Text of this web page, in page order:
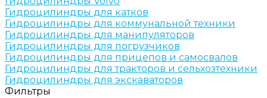
Гидроцилиндры для катков
Гидроцилиндры для коммунальной техники
Гидроцилиндры для манипуляторов
Гидроцилиндры для погрузчиков
Гидроцилиндры для прицепов и самосвалов
Гидроцилиндры для тракторов и сельхозтехники
Гидроцилиндры для экскаваторов
Фильтры